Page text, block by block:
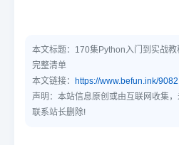
本文标题： 170集Python入门到实战
完整清单
本文链接： https://www.befun.ink/
声明：本站信息原创或由互联网收集
联系站长删除!